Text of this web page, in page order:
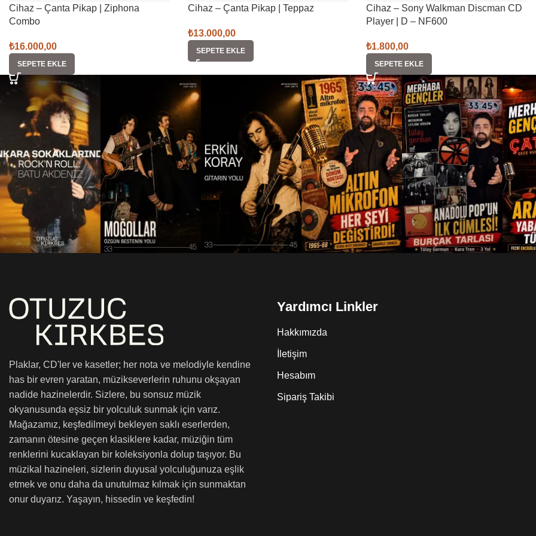
Cihaz – Çanta Pikap | Ziphona
Combo
₺16.000,00
SEPETE EKLE
Cihaz – Çanta Pikap | Teppaz
₺13.000,00
SEPETE EKLE
Cihaz – Sony Walkman Discman CD
Player | D – NF600
₺1.800,00
SEPETE EKLE
Plaklar, CD'ler ve kasetler; her nota ve melodiyle kendine
has bir evren yaratan, müzikseverlerin ruhunu okşayan
nadide hazinelerdir. Sizlere, bu sonsuz müzik
okyanusunda eşsiz bir yolculuk sunmak için varız.
Mağazamız, keşfedilmeyi bekleyen saklı eserlerden,
zamanın ötesine geçen klasiklere kadar, müziğin tüm
renklerini kucaklayan bir koleksiyonla dolup taşıyor. Bu
müzikal hazineleri, sizlerin duyusal yolculuğunuza eşlik
etmek ve onu daha da unutulmaz kılmak için sunmaktan
onur duyarız. Yaşayın, hissedin ve keşfedin!
Yardımcı Linkler
Hakkımızda
İletişim
Hesabım
Sipariş Takibi